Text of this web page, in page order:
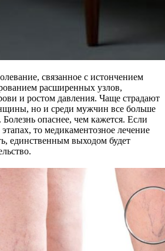
связанное с истончением
расширенных узлов,
и ростом давления. Чаще страдают
но и среди мужчин все больше
опаснее, чем кажется. Если
то медикаментозное лечение
единственным выходом будет